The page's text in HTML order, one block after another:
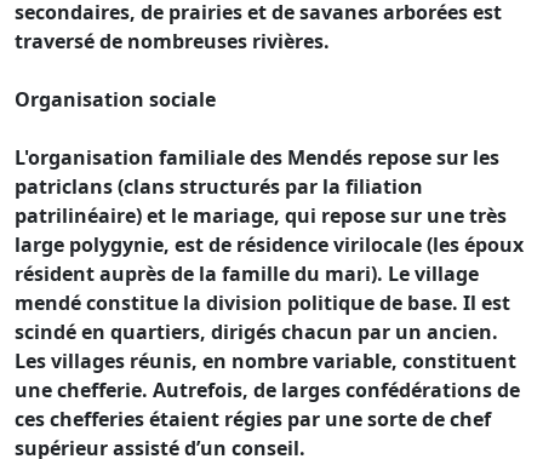
secondaires, de prairies et de savanes arborées est
traversé de nombreuses rivières.
Organisation sociale
L'organisation familiale des Mendés repose sur les
patriclans (clans structurés par la filiation
patrilinéaire) et le mariage, qui repose sur une très
large polygynie, est de résidence virilocale (les époux
résident auprès de la famille du mari). Le village
mendé constitue la division politique de base. Il est
scindé en quartiers, dirigés chacun par un ancien.
Les villages réunis, en nombre variable, constituent
une chefferie. Autrefois, de larges confédérations de
ces chefferies étaient régies par une sorte de chef
supérieur assisté d’un conseil.